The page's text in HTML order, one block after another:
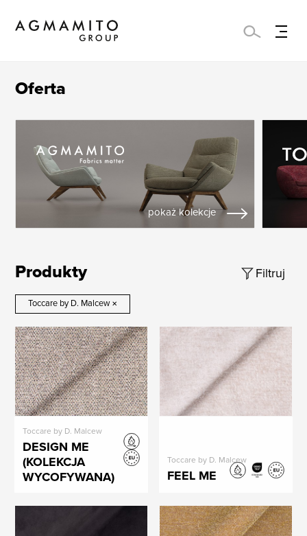
Oferta
pokaż kolekcje
Produkty Filtruj
Toccare by D. Malcew×
Toccare by D. Malcew
DESIGN ME
(KOLEKCJA
WYCOFYWANA)
Toccare by D. Malcew
FEEL ME